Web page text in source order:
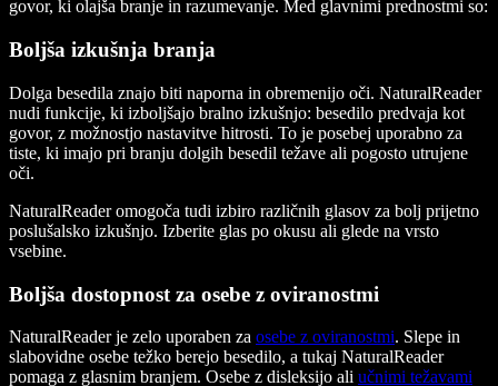
govor, ki olajša branje in razumevanje. Med glavnimi prednostmi so:
Boljša izkušnja branja
Dolga besedila znajo biti naporna in obremenijo oči. NaturalReader
nudi funkcije, ki izboljšajo bralno izkušnjo: besedilo predvaja kot
govor, z možnostjo nastavitve hitrosti. To je posebej uporabno za
tiste, ki imajo pri branju dolgih besedil težave ali pogosto utrujene
oči.
NaturalReader omogoča tudi izbiro različnih glasov za bolj prijetno
poslušalsko izkušnjo. Izberite glas po okusu ali glede na vrsto
vsebine.
Boljša dostopnost za osebe z oviranostmi
NaturalReader je zelo uporaben za osebe z oviranostmi. Slepe in
slabovidne osebe težko berejo besedilo, a tukaj NaturalReader
pomaga z glasnim branjem. Osebe z disleksijo ali učnimi težavami